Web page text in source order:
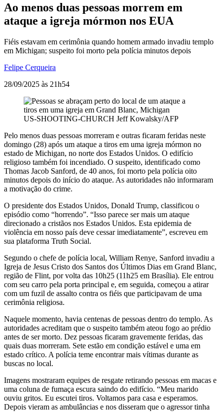
Ao menos duas pessoas morrem em
ataque a igreja mórmon nos EUA
Fiéis estavam em cerimônia quando homem armado invadiu templo
em Michigan; suspeito foi morto pela polícia minutos depois
Felipe Cerqueira
28/09/2025 às 21h54
US-SHOOTING-CHURCH Jeff Kowalsky/AFP
Pelo menos duas pessoas morreram e outras ficaram feridas neste
domingo (28) após um ataque a tiros em uma igreja mórmon no
estado de Michigan, no norte dos Estados Unidos. O edifício
religioso também foi incendiado. O suspeito, identificado como
Thomas Jacob Sanford, de 40 anos, foi morto pela polícia oito
minutos depois do início do ataque. As autoridades não informaram
a motivação do crime.
O presidente dos Estados Unidos, Donald Trump, classificou o
episódio como “horrendo”. “Isso parece ser mais um ataque
direcionado a cristãos nos Estados Unidos. Esta epidemia de
violência em nosso país deve cessar imediatamente”, escreveu em
sua plataforma Truth Social.
Segundo o chefe de polícia local, William Renye, Sanford invadiu a
Igreja de Jesus Cristo dos Santos dos Últimos Dias em Grand Blanc,
região de Flint, por volta das 10h25 (11h25 em Brasília). Ele entrou
com seu carro pela porta principal e, em seguida, começou a atirar
com um fuzil de assalto contra os fiéis que participavam de uma
cerimônia religiosa.
Naquele momento, havia centenas de pessoas dentro do templo. As
autoridades acreditam que o suspeito também ateou fogo ao prédio
antes de ser morto. Dez pessoas ficaram gravemente feridas, das
quais duas morreram. Sete estão em condição estável e uma em
estado crítico. A polícia teme encontrar mais vítimas durante as
buscas no local.
Imagens mostraram equipes de resgate retirando pessoas em macas e
uma coluna de fumaça escura saindo do edifício. “Meu marido
ouviu gritos. Eu escutei tiros. Voltamos para casa e esperamos.
Depois vieram as ambulâncias e nos disseram que o agressor tinha